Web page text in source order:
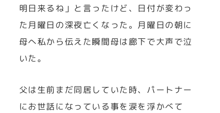
明日来るね」と言ったけど、日付が変わっ
た月曜日の深夜亡くなった。月曜日の朝に
母へ私から伝えた瞬間母は廊下で大声で泣
いた。
父は生前まだ同居していた時、パートナー
にお世話になっている事を涙を浮かべて